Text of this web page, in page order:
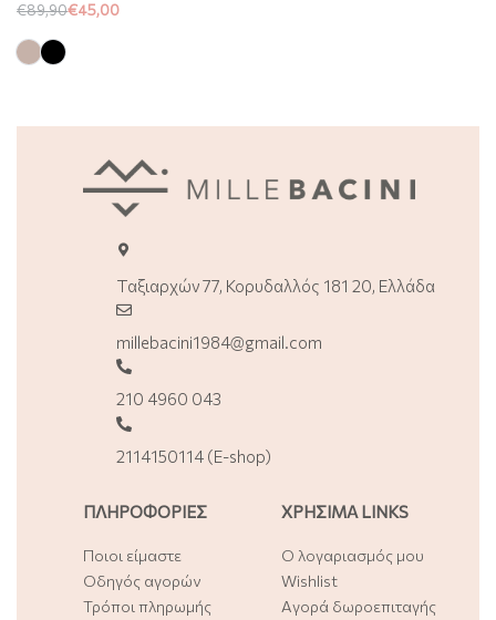
€89,90€45,00
Ταξιαρχών 77, Κορυδαλλός 181 20, Ελλάδα
millebacini1984@gmail.com
210 4960 043
2114150114 (E-shop)
ΠΛΗΡΟΦΟΡΙΕΣ
Ποιοι είμαστε
Οδηγός αγορών
Τρόποι πληρωμής
ΧΡΗΣΙΜΑ LINKS
Ο λογαριασμός μου
Wishlist
Αγορά δωροεπιταγής